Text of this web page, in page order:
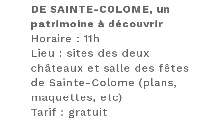
DE SAINTE-COLOME, un
patrimoine à découvrir
Horaire : 11h
Lieu : sites des deux
châteaux et salle des fêtes
de Sainte-Colome (plans,
maquettes, etc)
Tarif : gratuit